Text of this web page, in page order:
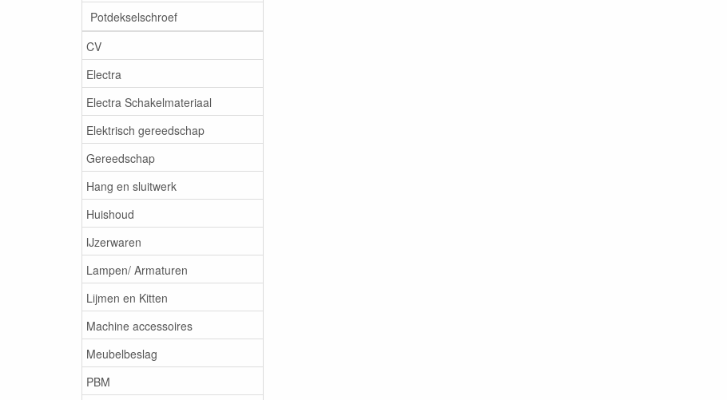
Potdekselschroef
CV
Electra
Electra Schakelmateriaal
Elektrisch gereedschap
Gereedschap
Hang en sluitwerk
Huishoud
IJzerwaren
Lampen/ Armaturen
Lijmen en Kitten
Machine accessoires
Meubelbeslag
PBM